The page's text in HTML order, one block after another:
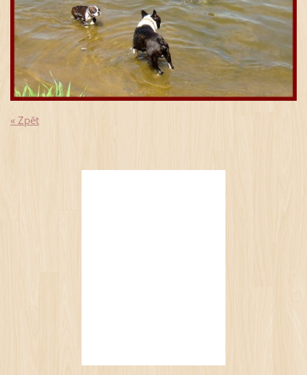
« Zpět